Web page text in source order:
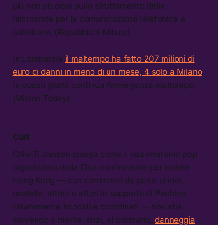
più noti studiosi sullo sfruttamento delle
microonde per la comunicazione telefonica e
satellitare. (Repubblica Milano)
In Lombardia il maltempo ha fatto 207 milioni di
euro di danni in meno di un mese, 4 solo a Milano.
In questi giorni continua l’emergenza maltempo.
(Milano Today)
Cult
Chiu-Ti Jansen spiega come il nazionalismo pop
organizzato dalla Cina continentale per isolare
Hong Kong — con commenti da parte di idol,
modelle, attrici e attori in supporto di Pechino
chiaramente imposti e coordinati — non stia
servendo a niente: anzi, al contrario, danneggia